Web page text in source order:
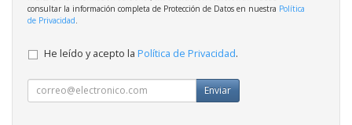
consultar la información completa de Protección de Datos en nuestra Política
de Privacidad
He leído y acepto la Política de Privacidad.
Enviar